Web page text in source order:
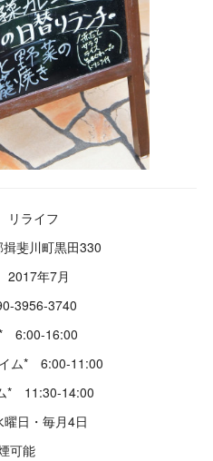
ライフ
斐川町黒田330
年7月
3956-3740
6:00-16:00
ム* 6:00-11:00
* 11:30-14:00
日・毎月4日
可能